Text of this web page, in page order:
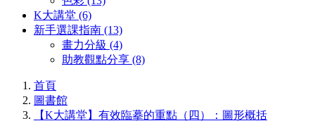
K大講堂 (6)
新手選課指南 (13)
畫力分級 (4)
助教觀點分享 (8)
首頁
圖書館
【K大講堂】有效臨摹的重點（四）：圖形概括